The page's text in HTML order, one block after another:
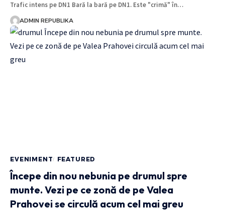
Trafic intens pe DN1 Bară la bară pe DN1. Este "crimă" în…
ADMIN REPUBLIKA
EVENIMENT FEATURED
Începe din nou nebunia pe drumul spre
munte. Vezi pe ce zonă de pe Valea
Prahovei se circulă acum cel mai greu